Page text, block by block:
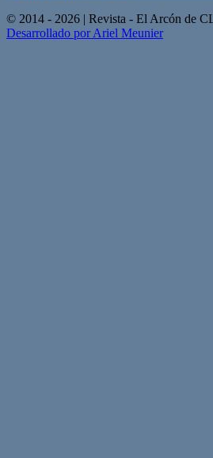
© 2014 - 2026 | Revista - El Arcón de
Desarrollado por Ariel Meunier